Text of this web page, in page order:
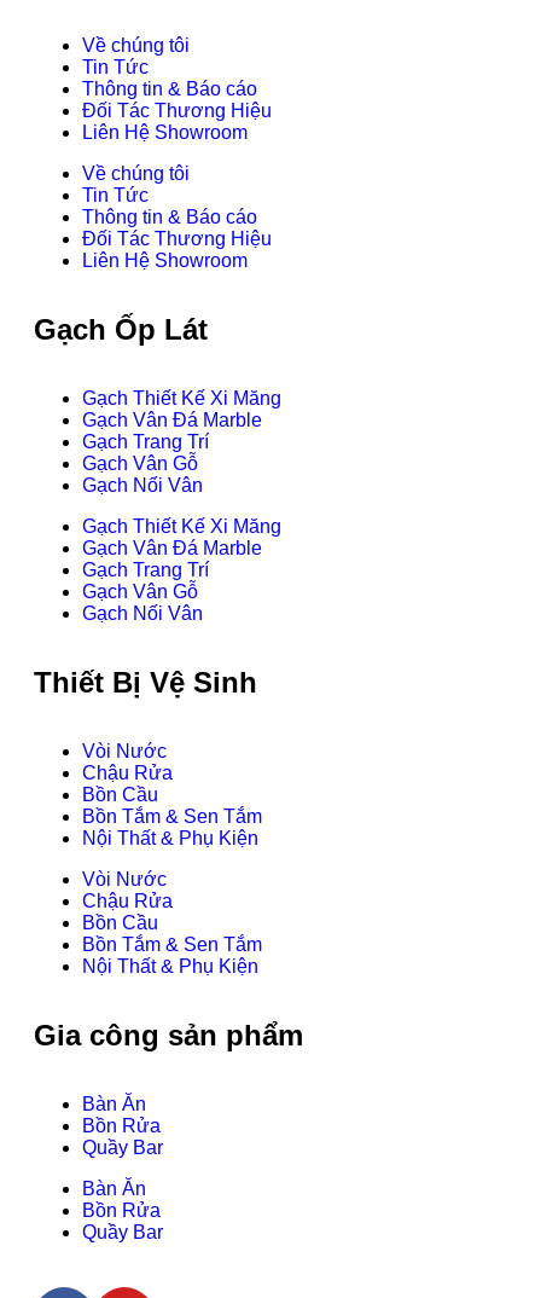
Về chúng tôi
Tin Tức
Thông tin & Báo cáo
Đối Tác Thương Hiệu
Liên Hệ Showroom
Về chúng tôi
Tin Tức
Thông tin & Báo cáo
Đối Tác Thương Hiệu
Liên Hệ Showroom
Gạch Ốp Lát
Gạch Thiết Kế Xi Măng
Gạch Vân Đá Marble
Gạch Trang Trí
Gạch Vân Gỗ
Gạch Nối Vân
Gạch Thiết Kế Xi Măng
Gạch Vân Đá Marble
Gạch Trang Trí
Gạch Vân Gỗ
Gạch Nối Vân
Thiết Bị Vệ Sinh
Vòi Nước
Chậu Rửa
Bồn Cầu
Bồn Tắm & Sen Tắm
Nội Thất & Phụ Kiện
Vòi Nước
Chậu Rửa
Bồn Cầu
Bồn Tắm & Sen Tắm
Nội Thất & Phụ Kiện
Gia công sản phẩm
Bàn Ăn
Bồn Rửa
Quầy Bar
Bàn Ăn
Bồn Rửa
Quầy Bar